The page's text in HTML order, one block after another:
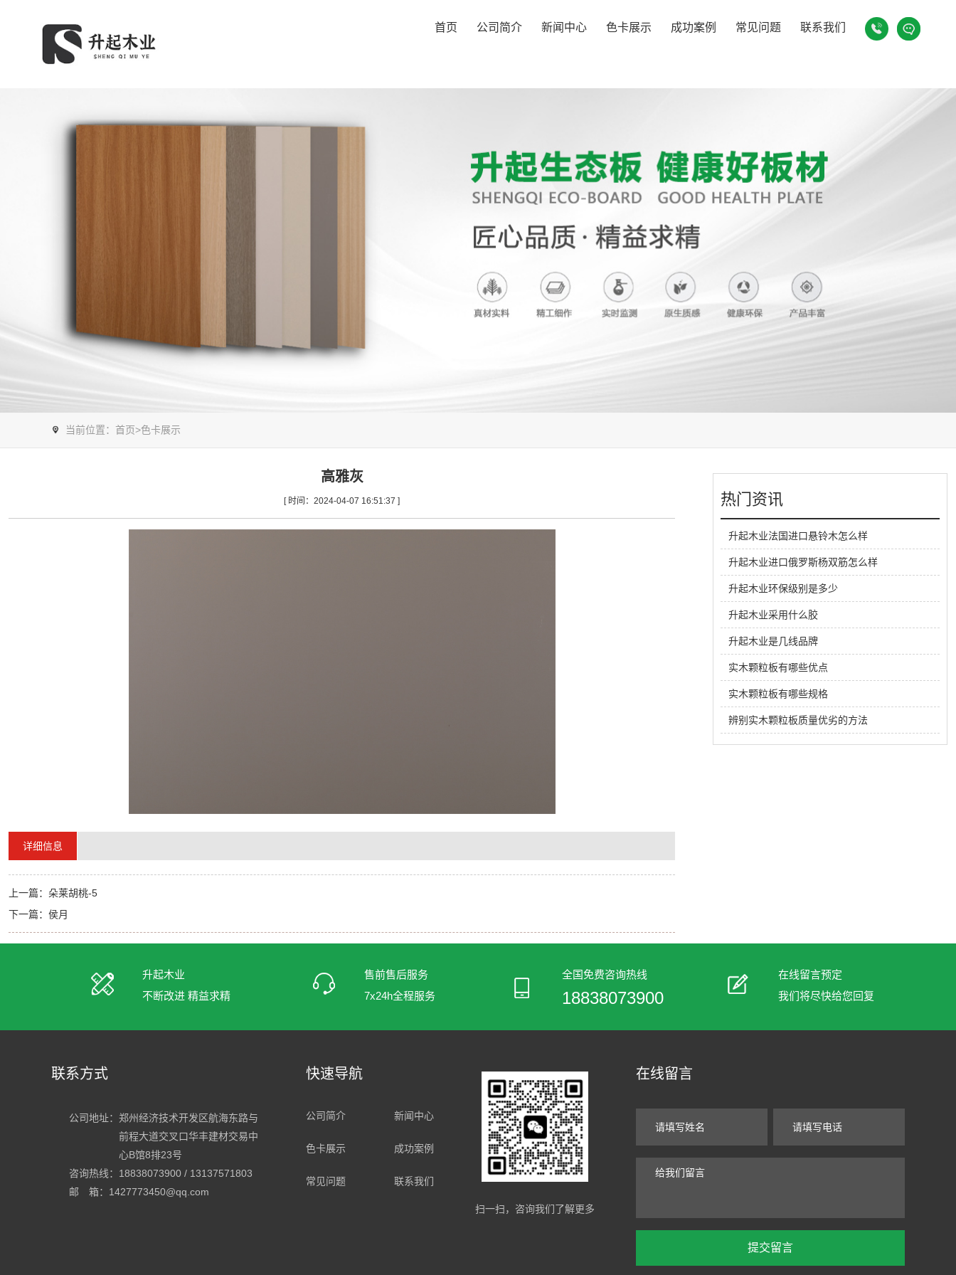
首页 公司简介 新闻中心 色卡展示 成功案例 常见问题 联系我们
当前位置： 首页>色卡展示
高雅灰
[ 时间：2024-04-07 16:51:37 ]
详细信息
上一篇： 朵莱胡桃-5
下一篇： 侯月
热门资讯
升起木业法国进口悬铃木怎么样
升起木业进口俄罗斯杨双筋怎么样
升起木业环保级别是多少
升起木业采用什么胶
升起木业是几线品牌
实木颗粒板有哪些优点
实木颗粒板有哪些规格
辨别实木颗粒板质量优劣的方法
升起木业
不断改进 精益求精
售前售后服务
7x24h全程服务
全国免费咨询热线
18838073900
在线留言预定
我们将尽快给您回复
联系方式
公司地址： 郑州经济技术开发区航海东路与
前程大道交叉口华丰建材交易中
心B馆8排23号
咨询热线：18838073900 / 13137571803
邮 箱：1427773450@qq.com
快速导航
公司简介 新闻中心
色卡展示 成功案例
常见问题 联系我们
扫一扫，咨询我们了解更多
在线留言
提交留言